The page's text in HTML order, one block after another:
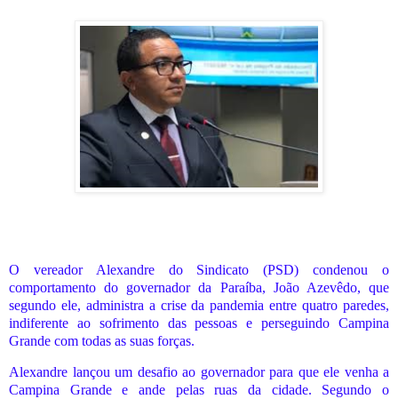
O vereador Alexandre do Sindicato (PSD) condenou o
comportamento do governador da Paraíba, João Azevêdo, que
segundo ele, administra a crise da pandemia entre quatro paredes,
indiferente ao sofrimento das pessoas e perseguindo Campina
Grande com todas as suas forças.
Alexandre lançou um desafio ao governador para que ele venha a
Campina Grande e ande pelas ruas da cidade. Segundo o